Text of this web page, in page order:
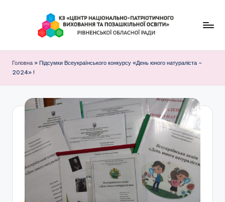
З
Ц
е
н
т
р
Головна » Підсумки Всеукраїнського конкурсу «День юного натураліста –
2024» !